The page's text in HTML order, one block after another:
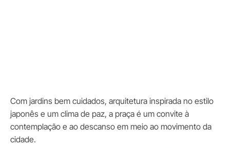
Com jardins bem cuidados, arquitetura inspirada no estilo
japonês e um clima de paz, a praça é um convite à
contemplação e ao descanso em meio ao movimento da
cidade.